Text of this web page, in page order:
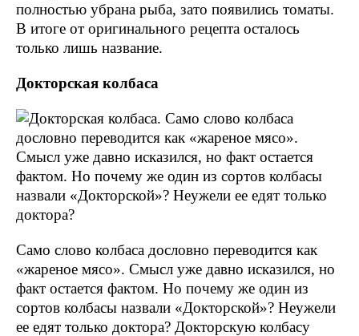
полностью убрана рыба, зато появились томаты.
В итоге от оригинального рецепта осталось
только лишь название.
Докторская колбаса
Само слово колбаса дословно переводится как
«жареное мясо». Смысл уже давно исказился, но
факт остается фактом. Но почему же один из
сортов колбасы назвали «Докторской»? Неужели
ее едят только доктора? Докторскую колбасу